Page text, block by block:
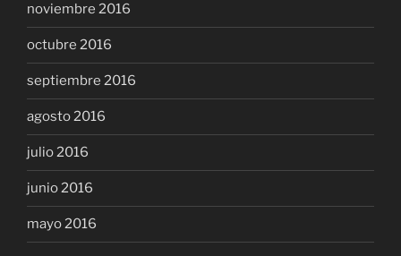
noviembre 2016
octubre 2016
septiembre 2016
agosto 2016
julio 2016
junio 2016
mayo 2016